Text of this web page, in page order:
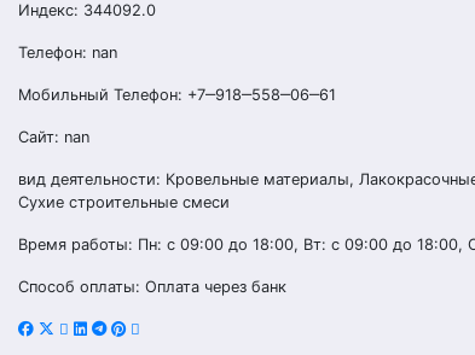
Индекс: 344092.0
Телефон: nan
Мобильный Телефон: +7‒918‒558‒06‒61
Сайт: nan
вид деятельности: Кровельные материалы,
Сухие строительные смеси
Время работы: Пн: с 09:00 до 18:00, Вт: с 09:00 до
Способ оплаты: Оплата через банк